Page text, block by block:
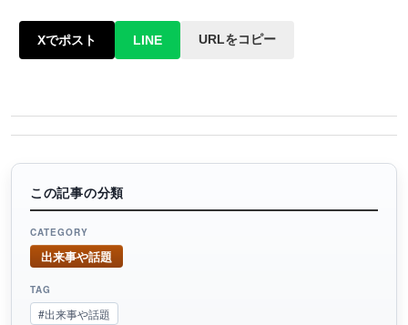
Xでポスト LINE URLをコピー
この記事の分類
CATEGORY
出来事や話題
TAG
#出来事や話題